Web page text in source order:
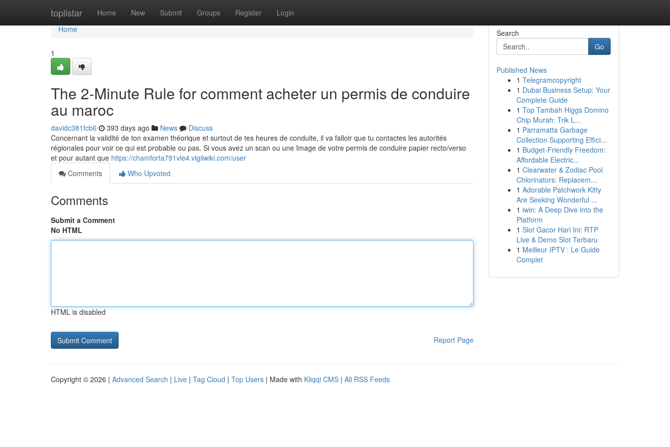
toplistar Home New Submit Groups Register Login
Home
Home
1
The 2-Minute Rule for comment acheter un permis de conduire
au maroc
davidc381fcb6 393 days ago News
Discuss
Concernant la validité de ton examen théorique et surtout de tes heures de conduite, il va falloir que tu contactes les autorités
régionales pour voir ce qui est probable ou pas. Si vous avez un scan ou une Image de votre permis de conduire papier recto/verso
et pour autant que https://chamforta791vle4.vigilwiki.com/user
Comments
Who Upvoted
Comments
Submit a Comment
No HTML
HTML is disabled
Report Page
Search
Go
Published News
1 Telegramcopyright
1 Dubai Business Setup: Your
Complete Guide
1 Top Tambah Higgs Domino
Chip Murah: Trik L...
1 Parramatta Garbage
Collection Supporting Effici...
1 Budget-Friendly Freedom:
Affordable Electric...
1 Clearwater & Zodiac Pool
Chlorinators: Replacem...
1 Adorable Patchwork Kitty
Are Seeking Wonderful ...
1 iwin: A Deep Dive into the
Platform
1 Slot Gacor Hari Ini: RTP
Live & Demo Slot Terbaru
1 Meilleur IPTV : Le Guide
Complet
Copyright © 2026 | Advanced Search | Live | Tag Cloud | Top Users | Made with Kliqqi CMS | All RSS Feeds